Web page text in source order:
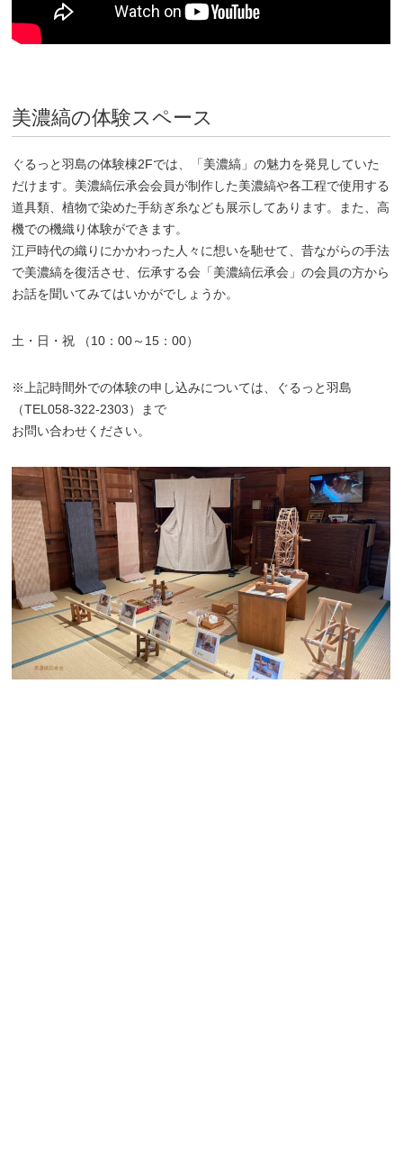
美濃縞の体験スペース
ぐるっと羽島の体験棟2Fでは、「美濃縞」の魅力を発見していた
だけます。美濃縞伝承会会員が制作した美濃縞や各工程で使用する
道具類、植物で染めた手紡ぎ糸なども展示してあります。また、高
機での機織り体験ができます。
江戸時代の織りにかかわった人々に想いを馳せて、昔ながらの手法
で美濃縞を復活させ、伝承する会「美濃縞伝承会」の会員の方から
お話を聞いてみてはいかがでしょうか。
土・日・祝 （10：00～15：00）
※上記時間外での体験の申し込みについては、ぐるっと羽島
（TEL058-322-2303）まで
お問い合わせください。